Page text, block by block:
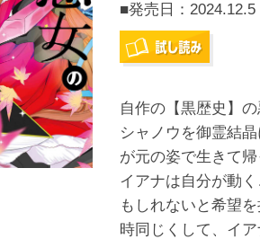
■発売日： 2024.12.5
自作の【黒歴史】
シャノウを御霊結
が元の姿で生きて
イアナは自分が動
もしれないと希望
時同じくして、イ